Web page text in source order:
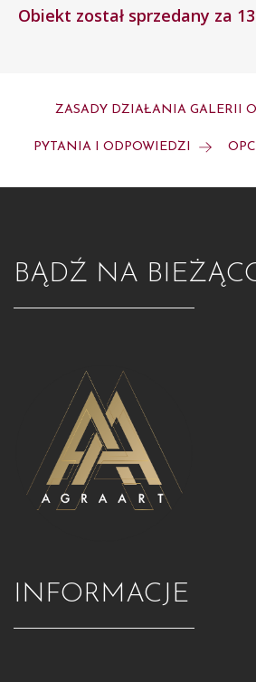
Obiekt został sprzedany za 13
ZASADY DZIAŁANIA GALERII
PYTANIA I ODPOWIEDZI
BĄDŹ NA
INFORMACJE